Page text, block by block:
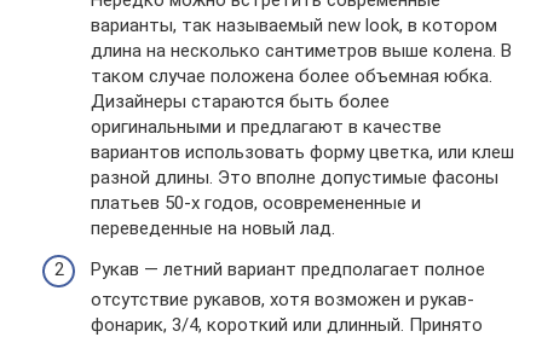
варианты, так называемый new look, в котором
длина на несколько сантиметров выше колена. В
таком случае положена более объемная юбка.
Дизайнеры стараются быть более
оригинальными и предлагают в качестве
вариантов использовать форму цветка, или клеш
разной длины. Это вполне допустимые фасоны
платьев 50-х годов, осовремененные и
переведенные на новый лад.
Рукав — летний вариант предполагает полное
отсутствие рукавов, хотя возможен и рукав-
фонарик, 3/4, короткий или длинный. Принято